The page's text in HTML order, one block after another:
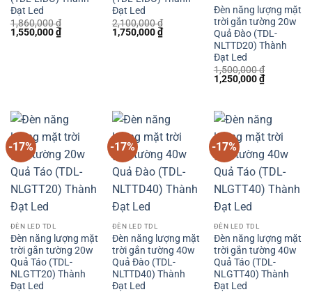
Đạt Led
1,860,000₫
Giá
gốc
1,550,000₫Giá
hiện
Đạt Led
2,100,000₫
Giá
gốc
1,750,000₫Giá
hiện
1,750,000 ₫.
Đèn năng lượng mặt
trời gắn tường 20w
Quả Đào (TDL-
NLTTD20) Thành
Đạt Led
1,500,000₫
Giá
gốc
1,250,000₫Giá
hiện
-17%
ĐÈN LED TDL
Đèn năng lượng mặt
trời gắn tường 20w
Quả Táo (TDL-
NLGTT20) Thành
Đạt Led
-17%
ĐÈN LED TDL
Đèn năng lượng mặt
trời gắn tường 40w
Quả Đào (TDL-
NLTTD40) Thành
Đạt Led
-17%
ĐÈN LED TDL
Đèn năng lượng mặt
trời gắn tường 40w
Quả Táo (TDL-
NLGTT40) Thành
Đạt Led